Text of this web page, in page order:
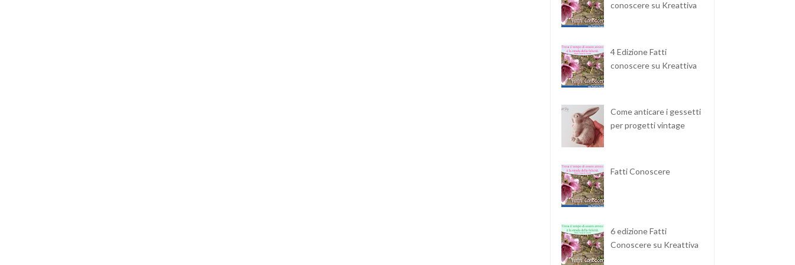
conoscere su Kreattiva
4 Edizione Fatti
conoscere su Kreattiva
Come anticare i gessetti
per progetti vintage
Fatti Conoscere
6 edizione Fatti
Conoscere su Kreattiva